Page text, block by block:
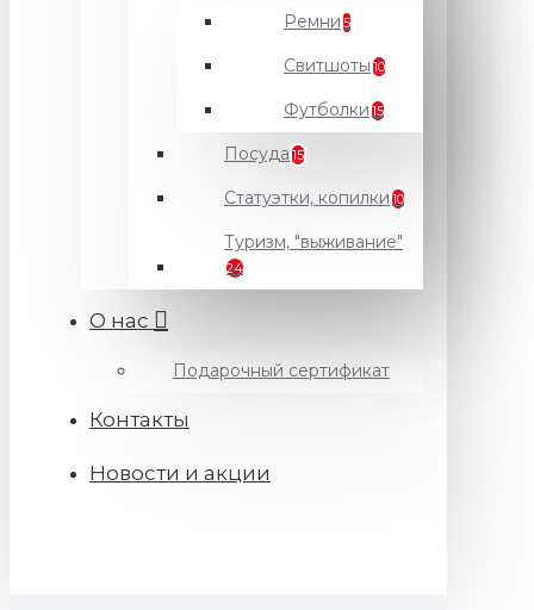
Ремни 5
Свитшоты 10
Футболки 15
Посуда 15
Статуэтки, копилки 10
Туризм, "выживание"
24
О нас
Подарочный сертификат
Контакты
Новости и акции